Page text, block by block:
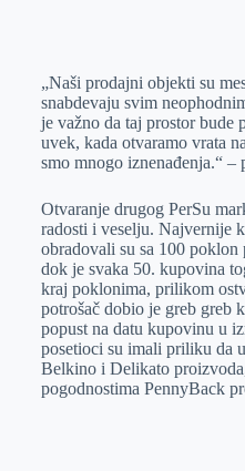
„Naši prodajni objekti su
snabdevaju svim
je važno da taj prostor
uvek, kada otvaramo vrata
smo mnogo iznenađenja.“ –
Otvaranje drugog PerSu
radosti i veselju. Najvernije
obradovali su sa 100 poklon
dok je svaka 50. kupovina
kraj poklonima, prilikom
potrošač dobio je greb greb
popust na datu kupovinu u
posetioci su imali priliku da
Belkino i Delikato
pogodnostima PennyBack